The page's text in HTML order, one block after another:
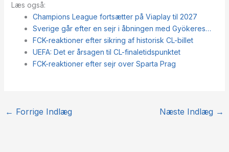
Læs også:
Champions League fortsætter på Viaplay til 2027
Sverige går efter en sejr i åbningen med Gyökeres…
FCK-reaktioner efter sikring af historisk CL-billet
UEFA: Det er årsagen til CL-finaletidspunktet
FCK-reaktioner efter sejr over Sparta Prag
← Forrige Indlæg Næste Indlæg →